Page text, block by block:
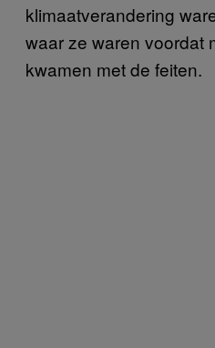
klimaatverandering
waar ze waren voordat
kwamen met de feiten.